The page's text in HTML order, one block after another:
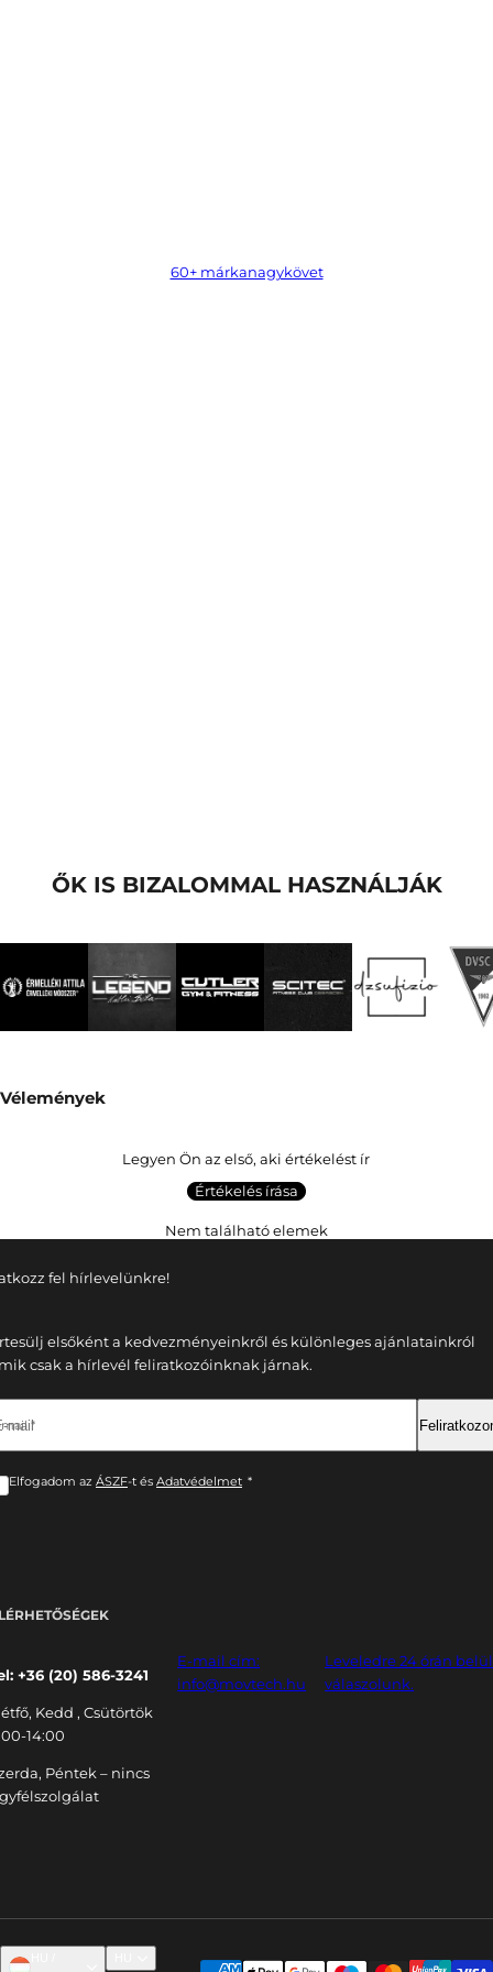
60+ márkanagykövet
ŐK IS BIZALOMMAL HASZNÁLJÁK
Vélemények
Legyen Ön az első, aki értékelést ír
Értékelés írása
Nem található elemek
+36 (20) 586-3241
Kedd , Csütörtök
14:00
Péntek – nincs
E-mail cím:
info@movtech.hu
Leveledre 24 órán belül
válaszolunk.
fel hírlevelünkre!
elsőként a kedvezményeinkről és különleges ajánlatainkról
csak a hírlevél feliratkozóinknak járnak.
*
Elfogadom az ÁSZF-t és Adatvédelmet *